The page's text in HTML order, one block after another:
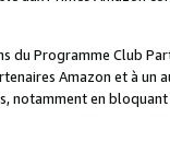
Programme Club
Amazon et à
notamment en